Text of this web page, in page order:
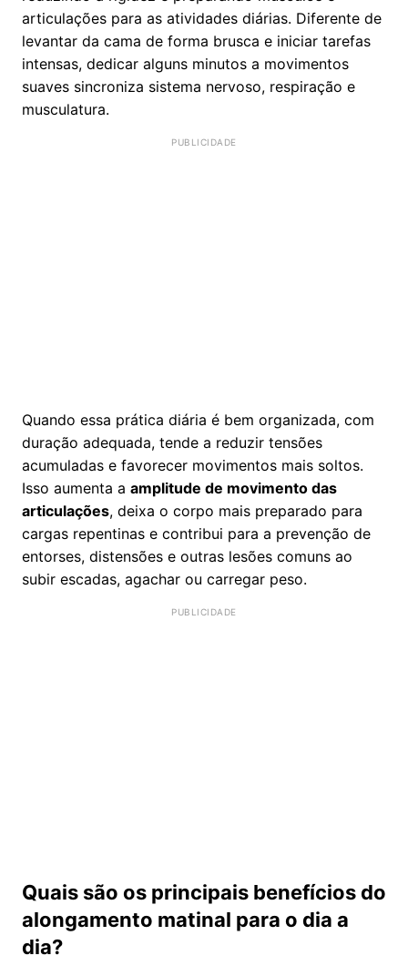
articulações para as atividades diárias. Diferente de
levantar da cama de forma brusca e iniciar tarefas
intensas, dedicar alguns minutos a movimentos
suaves sincroniza sistema nervoso, respiração e
musculatura.
Quando essa prática diária é bem organizada, com
duração adequada, tende a reduzir tensões
acumuladas e favorecer movimentos mais soltos.
Isso aumenta a amplitude de movimento das
articulações, deixa o corpo mais preparado para
cargas repentinas e contribui para a prevenção de
entorses, distensões e outras lesões comuns ao
subir escadas, agachar ou carregar peso.
Quais são os principais benefícios do
alongamento matinal para o dia a
dia?